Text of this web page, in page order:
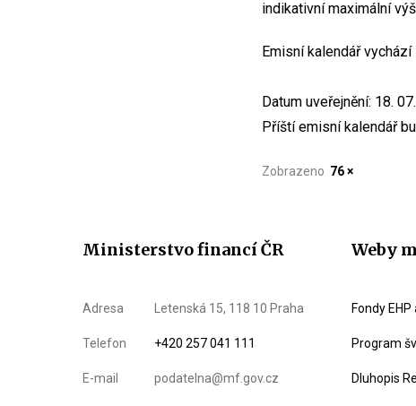
indikativní maximální
Emisní kalendář vychází
Datum uveřejnění: 18.
Příští emisní kalendář
Zobrazeno 76 ×
Ministerstvo financí ČR
Adresa Letenská 15, 118 10 Praha
Telefon +420 257 041 111
E-mail podatelna@mf.gov.cz
Weby
Fondy
Program
Dluhopis